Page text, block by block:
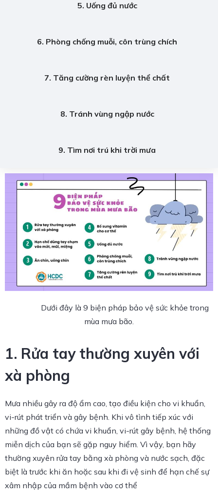
5. Uống đủ nước
6. Phòng chống muỗi, côn trùng chích
7. Tăng cường rèn luyện thể chất
8. Tránh vùng ngập nước
9. Tìm nơi trú khi trời mưa
Dưới đây là 9 biện pháp bảo vệ sức khỏe trong
mùa mưa bão.
1. Rửa tay thường xuyên với
xà phòng
Mưa nhiều gây ra độ ẩm cao, tạo điều kiện cho vi khuẩn,
vi-rút phát triển và gây bệnh. Khi vô tình tiếp xúc với
những đồ vật có chứa vi khuẩn, vi-rút gây bệnh, hệ thống
miễn dịch của bạn sẽ gặp nguy hiểm. Vì vậy, bạn hãy
thường xuyên rửa tay bằng xà phòng và nước sạch, đặc
biệt là trước khi ăn hoặc sau khi đi vệ sinh để hạn chế sự
xâm nhập của mầm bệnh vào cơ thể